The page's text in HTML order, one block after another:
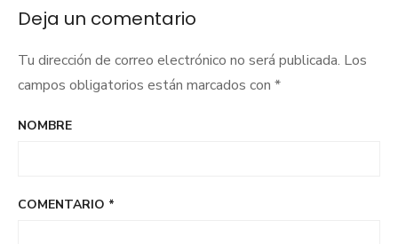
entradas
Deja un comentario
Tu dirección de correo electrónico no será publicada. Los
campos obligatorios están marcados con *
NOMBRE
COMENTARIO *